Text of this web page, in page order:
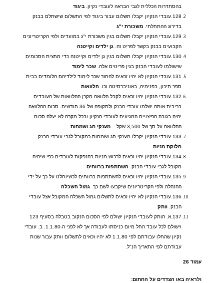
בהסתדרות הכללית לגבי הבראה לעובדי נקיון ביגוד
128. עובדי הנקיון יקבלו תשלום עבור ביגוד לפי התשלום שישתלם בבנק
בדירוג ההתחלתי משכורת י"ג
129. עובדי הנקיון יקבלו תשלום בגין משכורת י"ג במועדים ולפי הקריטריונים
הקבועים בבנק בקשר לפריט זה גן ילדים וקייטנה
130. עובדי הנקיון יקבלו תשלום בגין גן ילדים וקייטנה כדי מחצית הסכומים
שישולמו לעובדי הבנק בגין פריטים אלה שכר לימוד
131. עובדי הנקיון לא יהיו זכאים להחזר שכר לימוד לילדיהם הלומדים בבית
ספר תיכון
בפנימיה באוניברסיטה וכו
הלוואות
132. עובדי הנקיון יהיו זכאים לקבל הלוואה מקרן ההלוואות של העובדים
בריבית אותה ישלמו עובדי הבנק ולתקופה של
חודשים
סכום ההלוואה
יהיה בגובה הפיצויים המגיעים לעובדי הנקיון ובכל מקרה לא יעלה סכום
ההלוואה על סך של
שקל .-. מענקי חג ושמחות
133. עובדי הנקיון יקבלו מענקי חג ושמחות כמקובל לגבי עובדי הבנק
חלוקת מניות
134. עובדי הנקיון יהיו זכאים לרכוש מניות בהנפקות לעובדים כפי שיהיה
מקובל לגבי עובדי הבנק
השתתפות ברווחים
135. עובדי הנקיון יהיו זכאים להשתתפות ברווחים לכשיוחלט על כך על ידי
ההנהלה ולפי הקריטריונים שיקבעו לשם כך גמול השכלה
136. עובדי הנקיון לא יהיו זכאים לתשלום גמול השכלה המקובל אצל עובדי
הבנק וותק
137. א הותק לעובדי הנקיון ישולם לפי הסכום הנקוב בטבלה בסעיף
וישולם לכל עובד החל מיום כניסתו לעבודה אך לא לפני ה-1.1.80. ב עובדי
נקיון שהחלו עבודתם לפי
לא יהיו זכאים לתשלום וותק עבור שנות
עבודתם לפי התאריך הנ"ל
עמוד
ולראיה באו הצדדים על החתום: